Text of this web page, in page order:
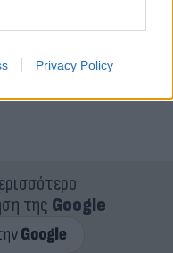
Privacy Policy
της Google